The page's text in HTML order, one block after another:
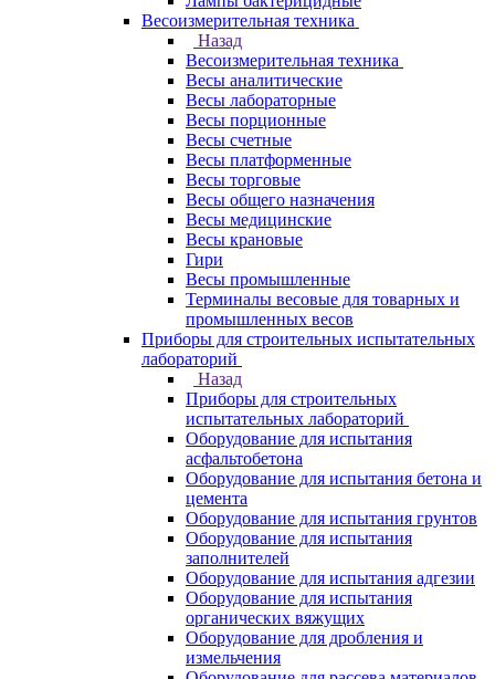
Весоизмерительная техника
Назад
Весоизмерительная техника
Весы аналитические
Весы лабораторные
Весы порционные
Весы счетные
Весы платформенные
Весы торговые
Весы общего назначения
Весы медицинские
Весы крановые
Гири
Весы промышленные
Терминалы весовые для товарных и
промышленных весов
Приборы для строительных испытательных
лабораторий
Назад
Приборы для строительных
испытательных лабораторий
Оборудование для испытания
асфальтобетона
Оборудование для испытания бетона и
цемента
Оборудование для испытания грунтов
Оборудование для испытания
заполнителей
Оборудование для испытания адгезии
Оборудование для испытания
органических вяжущих
Оборудование для дробления и
измельчения